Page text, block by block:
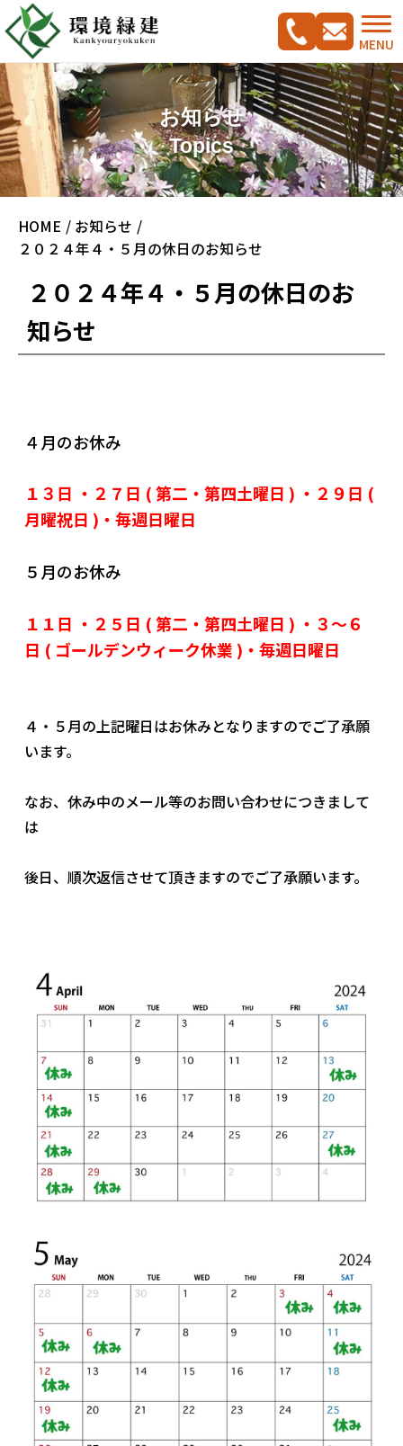
MENU
コンセプト
ガーデンリフォームをご検討の方へ
料金案内
施工実績集
CADプラン集
採用情報
お知らせ
Topics
HOME
お知らせ
２０２４年４・５月の休日のお知らせ
２０２４年４・５月の休日のお
知らせ
４月のお休み
１３日 ・２７日 ( 第二・第四土曜日 ) ・２９日 (
月曜祝日 )・毎週日曜日
５月のお休み
１１日 ・２５日 ( 第二・第四土曜日 ) ・３～６
日 ( ゴールデンウィーク休業 )・毎週日曜日
４・５月の上記曜日はお休みとなりますのでご了承願
います。
なお、休み中のメール等のお問い合わせにつきまして
は
後日、順次返信させて頂きますのでご了承願います。